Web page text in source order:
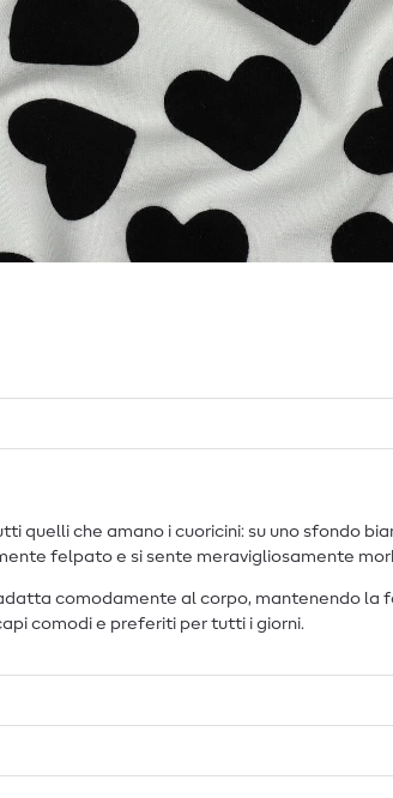
quelli che amano i cuoricini: su uno sfondo
felpato e si sente meravigliosamente
comodamente al corpo, mantenendo la
comodi e preferiti per tutti i giorni.